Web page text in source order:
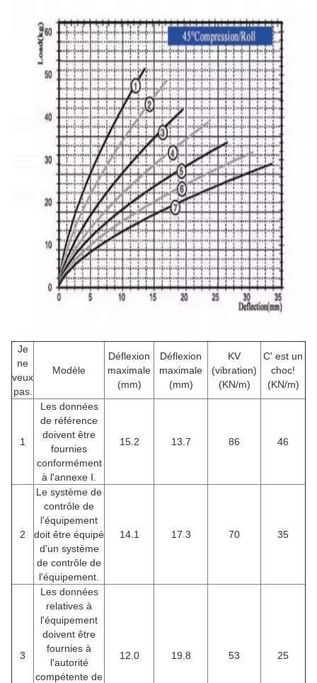
Je
ne
veux
pas.
Modèle
Déflexion
maximale
(mm)
Déflexion
maximale
(mm)
KV
(vibration)
(KN/m)
C' est un
choc!
(KN/m)
1
Les données
de référence
doivent être
fournies
conformément
à l'annexe I.
15.2 13.7 86 46
2
Le système de
contrôle de
l'équipement
doit être équipé
d'un système
de contrôle de
l'équipement.
14.1 17.3 70 35
3
Les données
relatives à
l'équipement
doivent être
fournies à
l'autorité
compétente de
12.0 19.8 53 25